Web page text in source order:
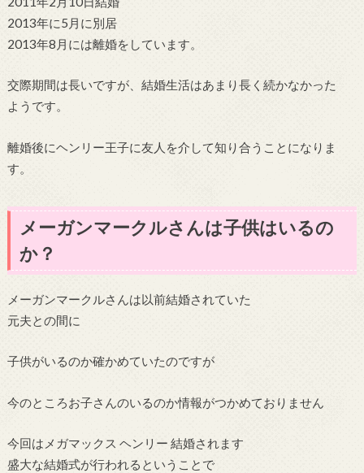
2013年に5月に別居
2013年8月には離婚をしています。
交際期間は長いですが、結婚生活はあまり長く続かなかった
ようです。
離婚後にヘンリー王子に友人を介して知り合うことになりま
す。
メーガンマークルさんは子供はいるの
か？
メーガンマークルさんは以前結婚されていた
元夫との間に
子供がいるのか確かめていたのですが
今のところお子さんのいるのか情報がつかめておりません
今回はメガマックス ヘンリー 結婚されます
盛大な結婚式が行われるということで